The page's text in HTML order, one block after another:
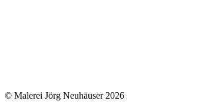
© Malerei Jörg Neuhäuser 2026